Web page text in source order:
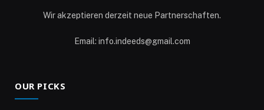
Wir akzeptieren derzeit neue Partnerschaften.
Email: info.indeeds@gmail.com
OUR PICKS